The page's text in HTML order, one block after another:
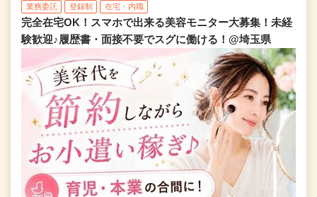
業務委託 登録制 在宅・内職
完全在宅OK！スマホで出来る美容モニター大募集！未経
験歓迎♪履歴書・面接不要でスグに働ける！@埼玉県